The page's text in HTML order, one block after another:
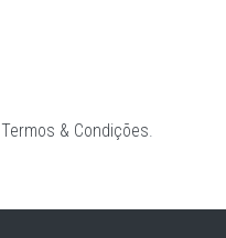
Termos & Condições.